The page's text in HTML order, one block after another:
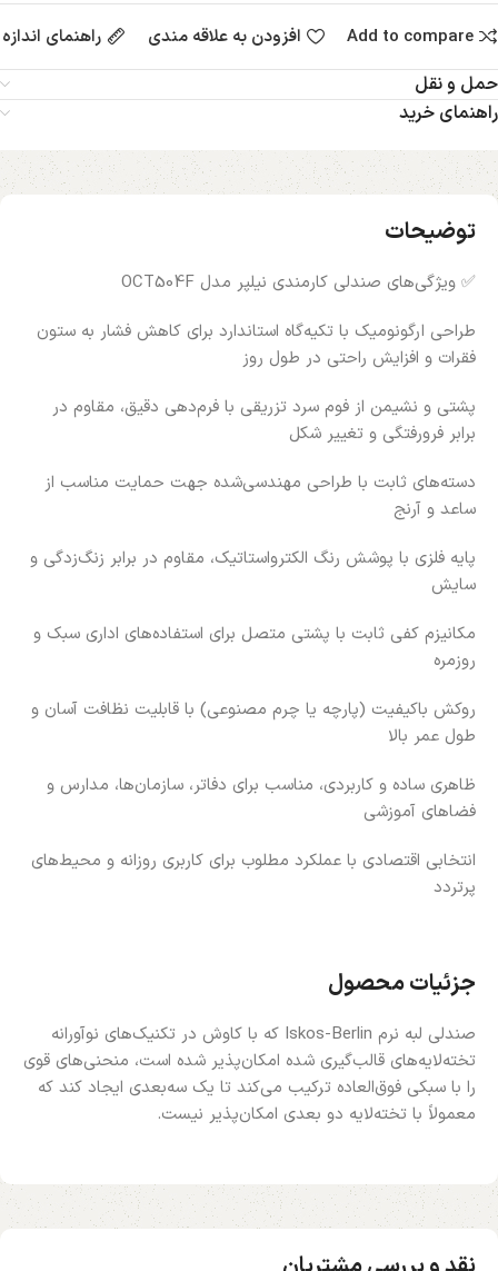
Add to compare افزودن به علاقه مندی راهنمای اندازه
حمل و نقل
راهنمای خرید
توضیحات
✅ ویژگی‌های صندلی کارمندی نیلپر مدل OCT504F
طراحی ارگونومیک با تکیه‌گاه استاندارد برای کاهش فشار به ستون
فقرات و افزایش راحتی در طول روز
پشتی و نشیمن از فوم سرد تزریقی با فرم‌دهی دقیق، مقاوم در
برابر فرورفتگی و تغییر شکل
دسته‌های ثابت با طراحی مهندسی‌شده جهت حمایت مناسب از
ساعد و آرنج
پایه فلزی با پوشش رنگ الکترواستاتیک، مقاوم در برابر زنگ‌زدگی و
سایش
مکانیزم کفی ثابت با پشتی متصل برای استفاده‌های اداری سبک و
روزمره
روکش باکیفیت (پارچه یا چرم مصنوعی) با قابلیت نظافت آسان و
طول عمر بالا
ظاهری ساده و کاربردی، مناسب برای دفاتر، سازمان‌ها، مدارس و
فضاهای آموزشی
انتخابی اقتصادی با عملکرد مطلوب برای کاربری روزانه و محیط‌های
پرتردد
جزئیات محصول
صندلی لبه نرم Iskos-Berlin که با کاوش در تکنیک‌های نوآورانه
تخته‌لایه‌های قالب‌گیری شده امکان‌پذیر شده است، منحنی‌های قوی
را با سبکی فوق‌العاده ترکیب می‌کند تا یک سه‌بعدی ایجاد کند که
معمولاً با تخته‌لایه دو بعدی امکان‌پذیر نیست.